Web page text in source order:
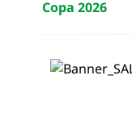
Copa 2026